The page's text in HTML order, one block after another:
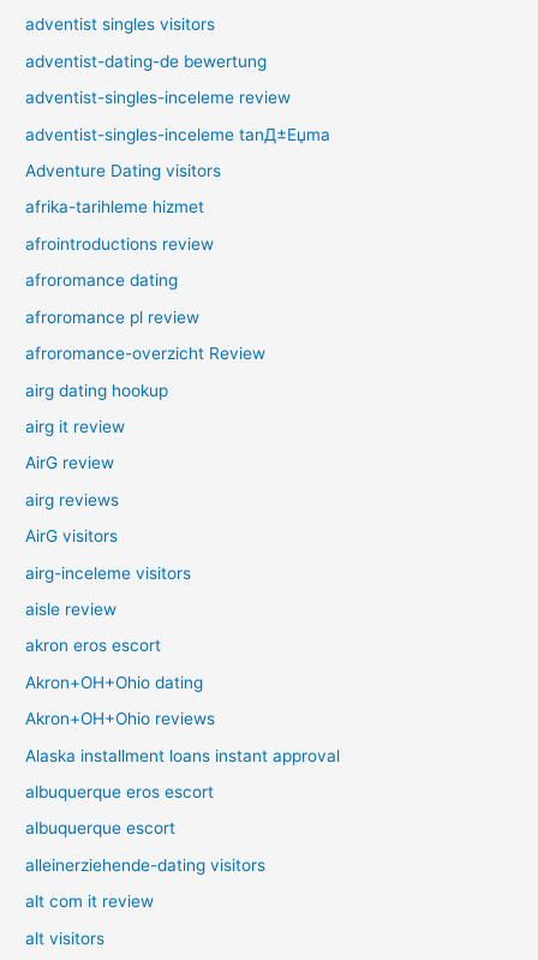
adventist singles visitors
adventist-dating-de bewertung
adventist-singles-inceleme review
adventist-singles-inceleme tanД±Еџma
Adventure Dating visitors
afrika-tarihleme hizmet
afrointroductions review
afroromance dating
afroromance pl review
afroromance-overzicht Review
airg dating hookup
airg it review
AirG review
airg reviews
AirG visitors
airg-inceleme visitors
aisle review
akron eros escort
Akron+OH+Ohio dating
Akron+OH+Ohio reviews
Alaska installment loans instant approval
albuquerque eros escort
albuquerque escort
alleinerziehende-dating visitors
alt com it review
alt visitors